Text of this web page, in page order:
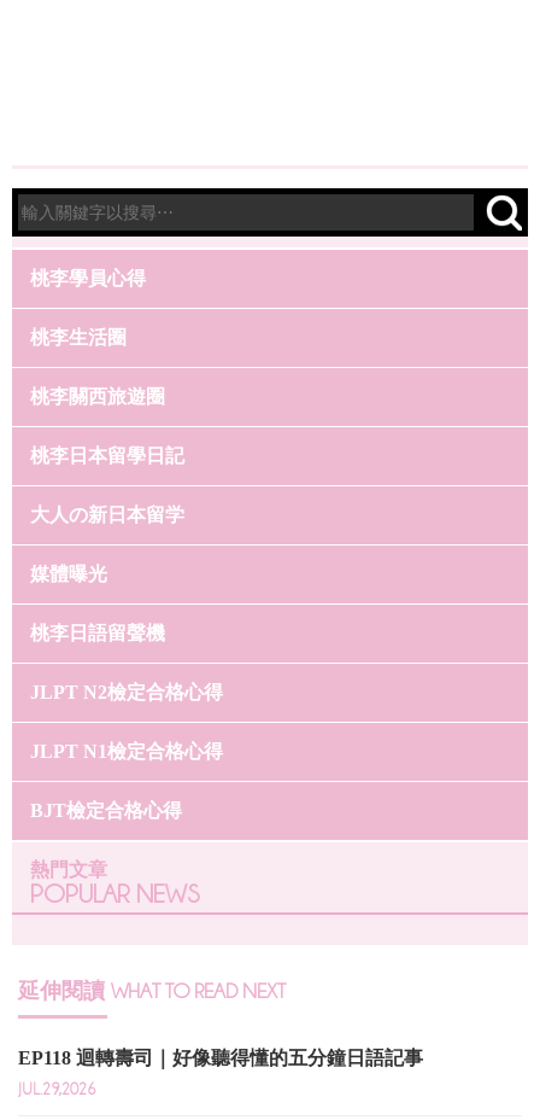
桃李學員心得
桃李生活圈
桃李關西旅遊圈
桃李日本留學日記
大人の新日本留学
媒體曝光
桃李日語留聲機
JLPT N2檢定合格心得
JLPT N1檢定合格心得
BJT檢定合格心得
熱門文章
POPULAR NEWS
延伸閱讀 WHAT TO READ NEXT
EP118 迴轉壽司｜好像聽得懂的五分鐘日語記事
JUL.29,2026